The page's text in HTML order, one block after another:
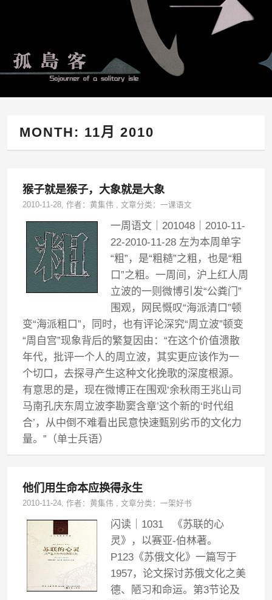
MONTH: 11月 2010
猴子就是猴子，大象就是大象
2010-11-28, 作者：黄集伟 ,文章分类：一课语文
一周语文｜201048｜2010-11-
22-2010-11-28 左为本周单字
“粗”，是“粗糙”之粗，也是“粗
口”之粗。一周间，沪上红人周
立波的一则微博引发“公粪门”
围观，网民慨叹“海派清口”顿
变“海派粗口”，同时，也有评论深究“周立波”顿变
“周自宫”现象背后的繁复因由：“在这个价值溃散
年代，批评一个人的周立波，其实更应该作为一
个切口，去探寻产生这种文化挽歌的深度根源。
有意思的是，现在微博正在围观‘余秋雨王兆山司
马南孔庆东周立波李勘窦含章’这个新的‘时代组
合’，从中倒不难看出民意快速甄别劣币的文化力
量。”（单士兵语）
他们用生命本应换得永生
2010-11-24, 作者：黄集伟 ,文章分类：一架好书
闪读｜1031 《苏联的心
灵》，以赛亚-伯林著。
P123《苏俄文化》一篇写于
1957，论文探讨苏俄文化之美
德、陋习和命运。第3节论及